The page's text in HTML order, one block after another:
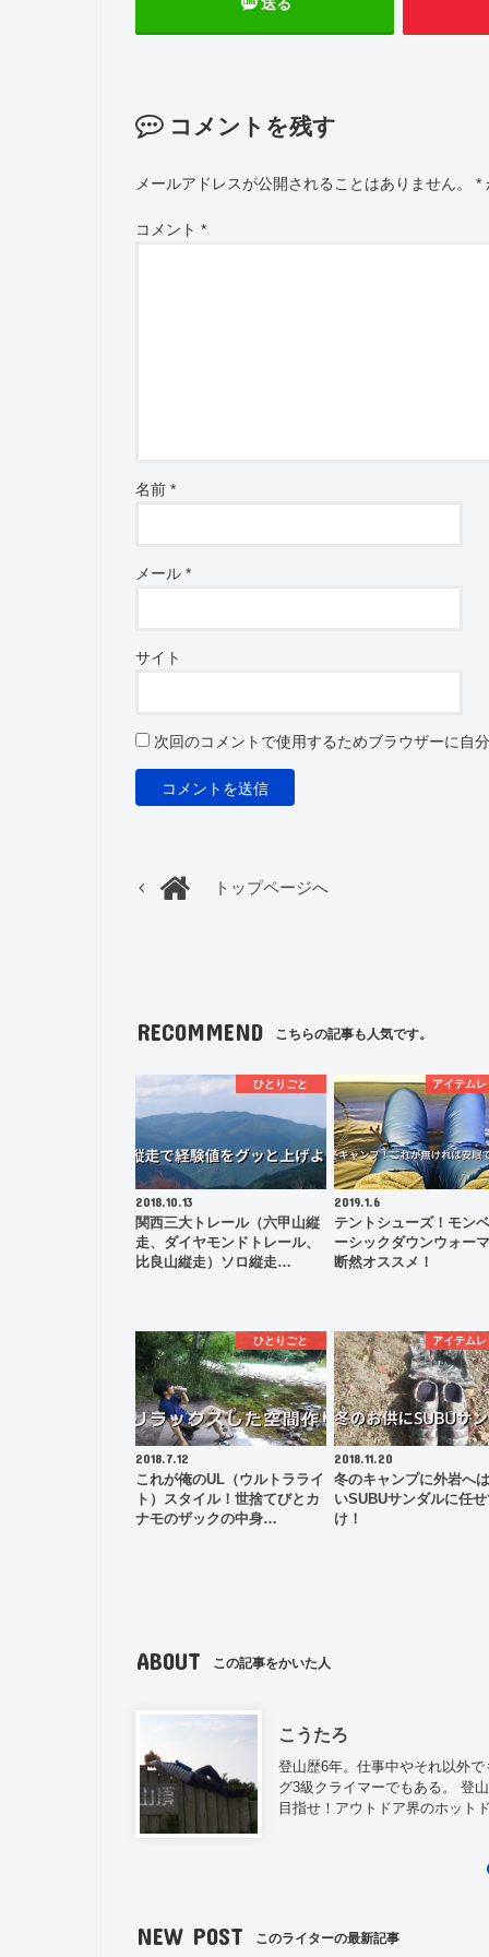
コメントを残す
メールアドレスが公開されることはありません。 *
コメント *
名前 *
メール *
サイト
次回のコメントで使用するためブラウザーに自
トップページへ
RECOMMEND こちらの記事も人気です。
ひとりごと
2018.10.13
関西三大トレール（六甲山縦
走、ダイヤモンドトレール、
比良山縦走）ソロ縦走…
アイテム
2019.1.6
テントシューズ！モン
ーシックダウンウォー
断然オススメ！
ひとりごと
2018.7.12
これが俺のUL（ウルトラライ
ト）スタイル！世捨てびとカ
ナモのザックの中身…
アイテム
2018.11.20
冬のキャンプに外岩へ
いSUBUサンダルに任
け！
ABOUT この記事をかいた人
こうたろ
登山歴6年。仕事中やそれ以外
グ3級クライマーでもある。 登
目指せ！アウトドア界のホット
NEW POST このライターの最新記事